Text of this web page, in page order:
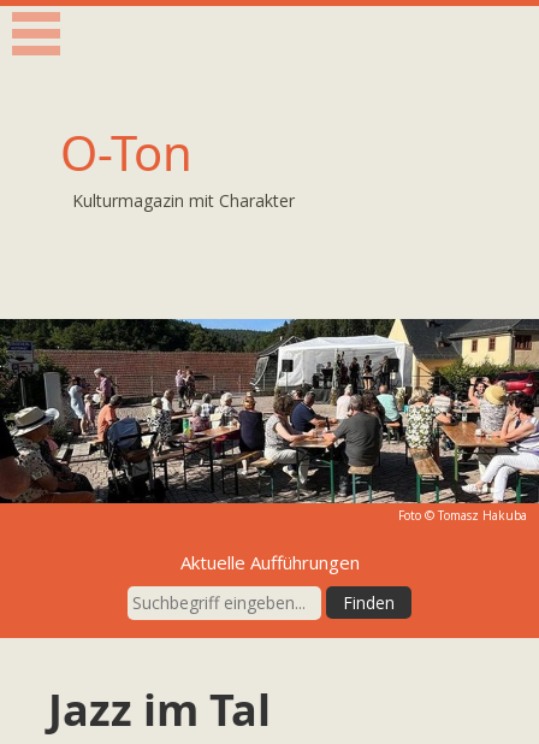
O-Ton
Kulturmagazin mit Charakter
Foto © Tomasz Hakuba
Aktuelle Aufführungen
Jazz im Tal